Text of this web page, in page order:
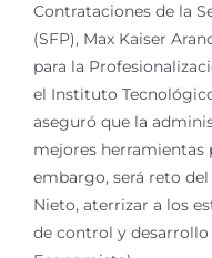
Contrataciones de la
(SFP), Max Kaiser
para la
el Instituto
aseguró que la
mejores
embargo, será reto
Nieto, aterrizar a los
de control y